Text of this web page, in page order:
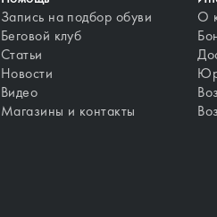
Запись на подбор обуви
Беговой клуб
Статьи
Новости
Видео
Магазины и контакты
О